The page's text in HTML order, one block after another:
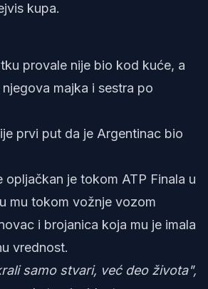
kupa.
provale nije bio kod kuće, a
majka i sestra po
prvi put da je Argentinac bio
opljačkan je tokom ATP Finala u
mu tokom vožnje vozom
i brojanica koja mu je imala
vrednost.
samo stvari, već deo života",